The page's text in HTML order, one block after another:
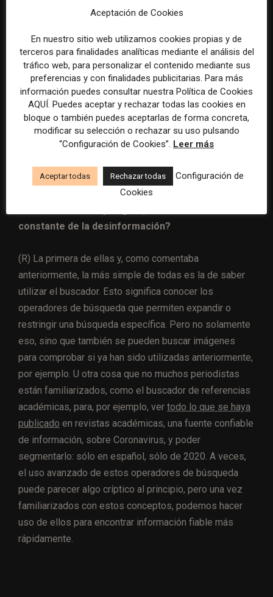
han sido de mucha utilidad herramientas como la que
puede buscar en una base de datos de miles de
verificaciones si una información que está circulando
es verdadera o falsa. En este sentido, aprender a
utilizar el buscador, pese a que parece muy básico y
simple, ha sido esencial.
(P) ¿Cuáles son las herramientas que hoy debe
utilizar o tener un periodista para brindar
constante de la desinformación?
(R) La primera de ellas y, como comentaba
anteriormente, la más simple de todas es la de saber
utilizar el buscador. Esto significa conocer los
operadores de búsqueda que permiten expandir o
restringir una búsqueda específica. Pero no solamente
eso, sino que también se pueden buscar imágenes
para comprobar si ya han sido utilizadas anteriormente,
por ejemplo. U otra cosa que no muchos periodistas
están familiarizados, como el buscador de referencias
académicas, para, por ejemplo, ver todo lo que se haya
publicado en revistas académicas, una fuente confiable
de información, sobre Coronavirus, y poder
segmentarlo: sólo en español, sólo de 2020. A veces,
el uso avanzado de estos operadores de búsqueda
puede parecer algo críptico al principio, pero una vez
familiarizados con estos conceptos, podemos hacer
uso de ellos para encontrar información fiable más
rápidamente.
Aceptación de Cookies
En nuestro sitio web utilizamos cookies propias y de
terceros para finalidades analíticas mediante el análisis del
tráfico web, para personalizar el contenido mediante sus
preferencias y con finalidades publicitarias. Para más
información puedes consultar nuestra Política de Cookies
AQUÍ. Puedes aceptar y rechazar todas las cookies en
bloque o también puedes aceptarlas de forma concreta,
modificar su selección o rechazar su uso pulsando
“Configuración de Cookies”. Leer más
Aceptar todas Rechazar todas
Configuración de
Cookies